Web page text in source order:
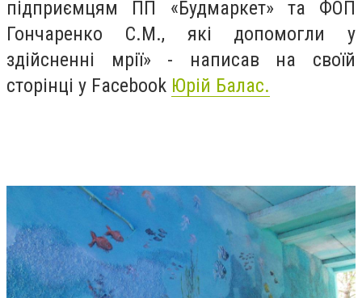
підприємцям ПП «Будмаркет» та ФОП
Гончаренко С.М., які допомогли у
здійсненні мрії» - написав на своїй
сторінці у Facebook Юрій Балас.